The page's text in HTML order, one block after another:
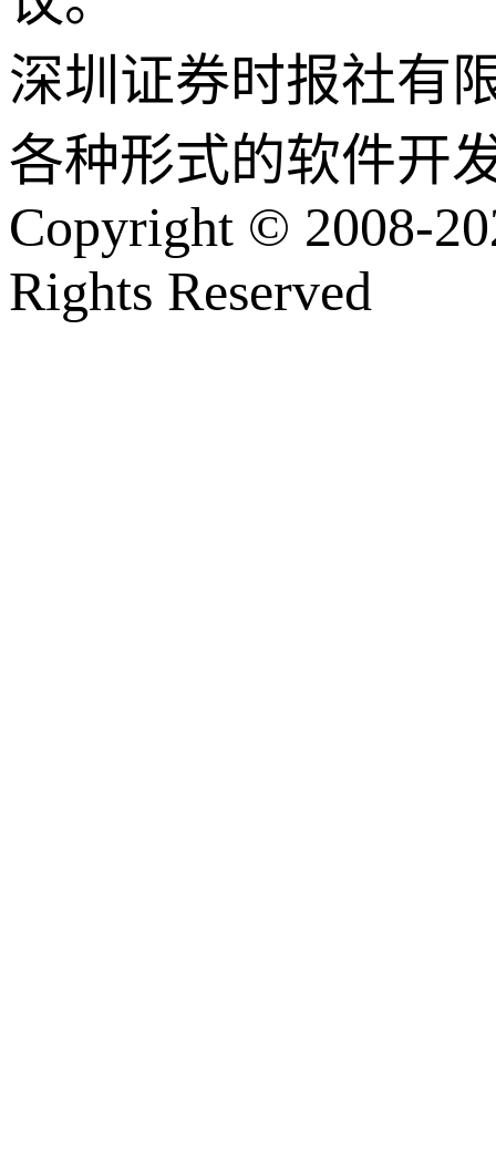
深圳证券时报社有
各种形式的软件开
Copyright © 2008-
Rights Reserved